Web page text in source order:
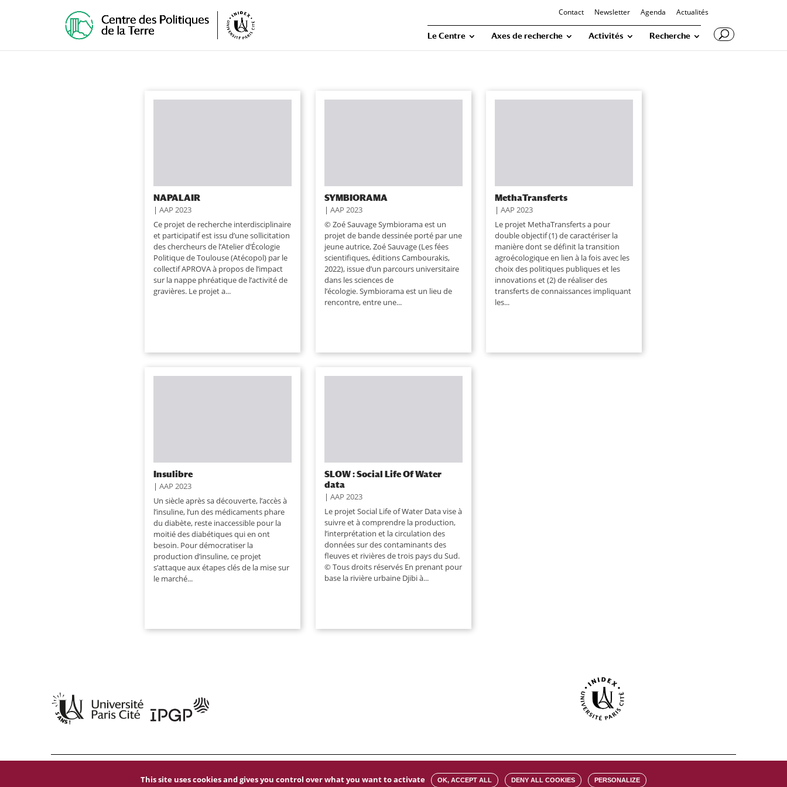
Contact Newsletter Agenda Actualités
Le Centre Axes de recherche Activités Recherche
NAPALAIR
|AAP 2023
Ce projet de recherche interdisciplinaire
et participatif est issu d’une sollicitation
des chercheurs de l’Atelier d’Écologie
Politique de Toulouse (Atécopol) par le
collectif APROVA à propos de l’impact
sur la nappe phréatique de l’activité de
gravières. Le projet a...
SYMBIORAMA
| AAP 2023
© Zoé Sauvage Symbiorama est un
projet de bande dessinée porté par une
jeune autrice, Zoé Sauvage (Les fées
scientifiques, éditions Cambourakis,
2022), issue d’un parcours universitaire
dans les sciences de
l’écologie. Symbiorama est un lieu de
rencontre, entre une...
MethaTransferts
|AAP 2023
Le projet MethaTransferts a pour
double objectif (1) de caractériser la
manière dont se définit la transition
agroécologique en lien à la fois avec les
choix des politiques publiques et les
innovations et (2) de réaliser des
transferts de connaissances impliquant
les...
Insulibre
|AAP 2023
Un siècle après sa découverte, l’accès à
l’insuline, l’un des médicaments phare
du diabète, reste inaccessible pour la
moitié des diabétiques qui en ont
besoin. Pour démocratiser la
production d’insuline, ce projet
s’attaque aux étapes clés de la mise sur
le marché...
SLOW : Social Life Of Water
data
| AAP 2023
Le projet Social Life of Water Data vise à
suivre et à comprendre la production,
l’interprétation et la circulation des
données sur des contaminants des
fleuves et rivières de trois pays du Sud.
© Tous droits réservés En prenant pour
base la rivière urbaine Djibi à...
Accessibilité : partiellement conforme
This site uses cookies and gives you control over what you want to activate OK, ACCEPT ALL DENY ALL COOKIES PERSONALIZE